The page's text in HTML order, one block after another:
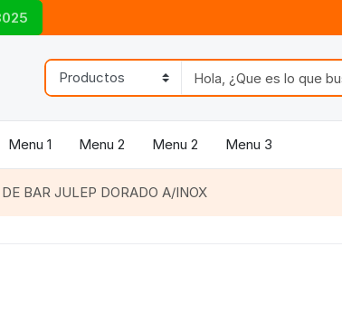
Menu 1 Menu 2 Menu 2 Menu 3
BAR JULEP DORADO A/INOX